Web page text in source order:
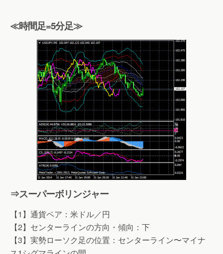
≪時間足=5分足≫
⇒スーパーボリンジャー
【1】通貨ペア：米ドル／円
【2】センターラインの方向・傾向：下
【3】実勢ローソク足の位置：センターライン〜マイナ